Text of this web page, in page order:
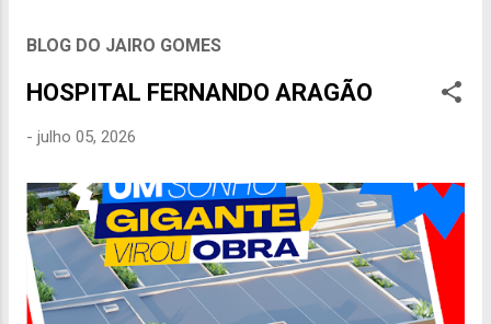
BLOG DO JAIRO GOMES
HOSPITAL FERNANDO ARAGÃO
- julho 05, 2026